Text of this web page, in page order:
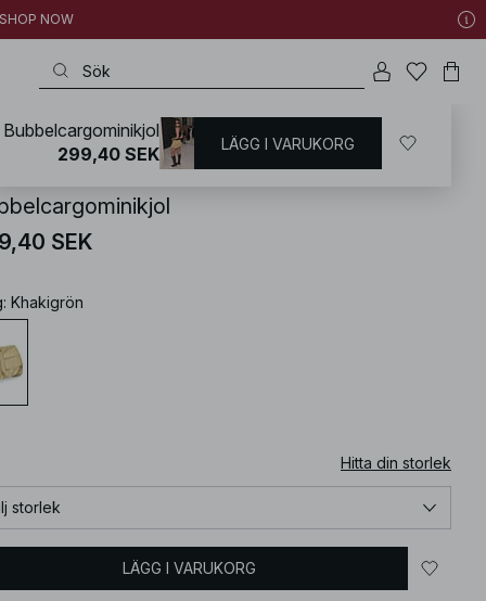
NOW
Kjolar / Minikjolar
SEK
: Khakigrön
Hitta din storlek
storlek
LÄGG I VARUKORG
Bubbelcargominikjol
299,40 SEK
LÄGG I VARUKORG